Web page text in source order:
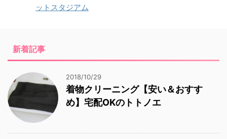
ットスタジアム
新着記事
2018/10/29
着物クリーニング【安い＆おすす
め】宅配OKのトトノエ